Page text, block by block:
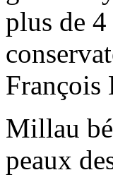
plus de
François
Millau
peaux